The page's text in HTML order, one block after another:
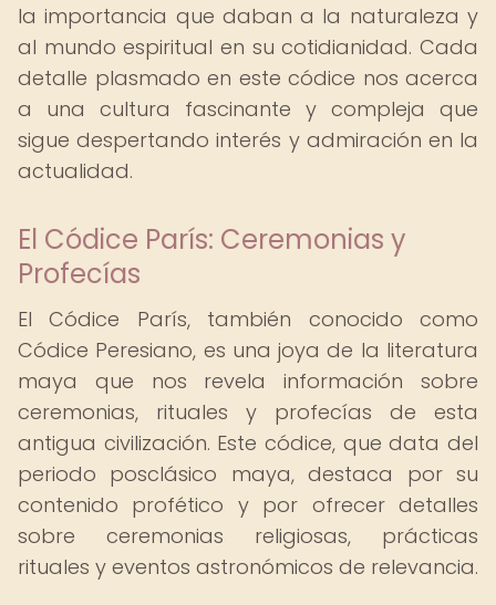
la importancia que daban a la naturaleza y
al mundo espiritual en su cotidianidad. Cada
detalle plasmado en este códice nos acerca
a una cultura fascinante y compleja que
sigue despertando interés y admiración en la
actualidad.
El Códice París: Ceremonias y
Profecías
El Códice París, también conocido como
Códice Peresiano, es una joya de la literatura
maya que nos revela información sobre
ceremonias, rituales y profecías de esta
antigua civilización. Este códice, que data del
periodo posclásico maya, destaca por su
contenido profético y por ofrecer detalles
sobre ceremonias religiosas, prácticas
rituales y eventos astronómicos de relevancia.